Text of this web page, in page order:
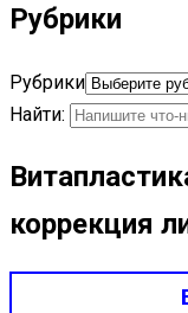
Рубрики
Рубрики
Найти:
коррекция